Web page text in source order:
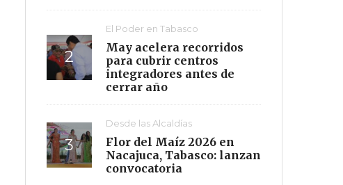
El Poder en Tabasco
May acelera recorridos
para cubrir centros
integradores antes de
cerrar año
Desde las Alcaldías
Flor del Maíz 2026 en
Nacajuca, Tabasco: lanzan
convocatoria